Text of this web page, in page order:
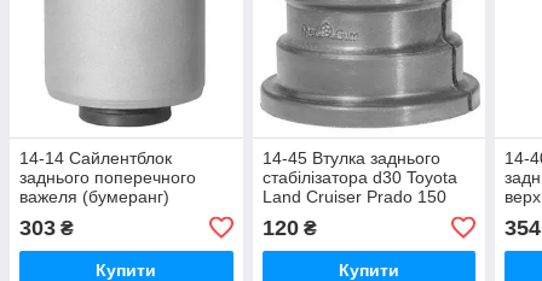
14-14 Сайлентблок
заднього поперечного
важеля (бумеранг)
внутрішній Toyota RAV 4;
Lexus NX300H/200T200;
4877042040
303 ₴
Купити
14-45 Втулка заднього
стабілізатора d30 Toyota
Land Cruiser Prado 150
2009-; Lexus GX400/460
2009-; 4881860020
120₴
Купити
14-
354